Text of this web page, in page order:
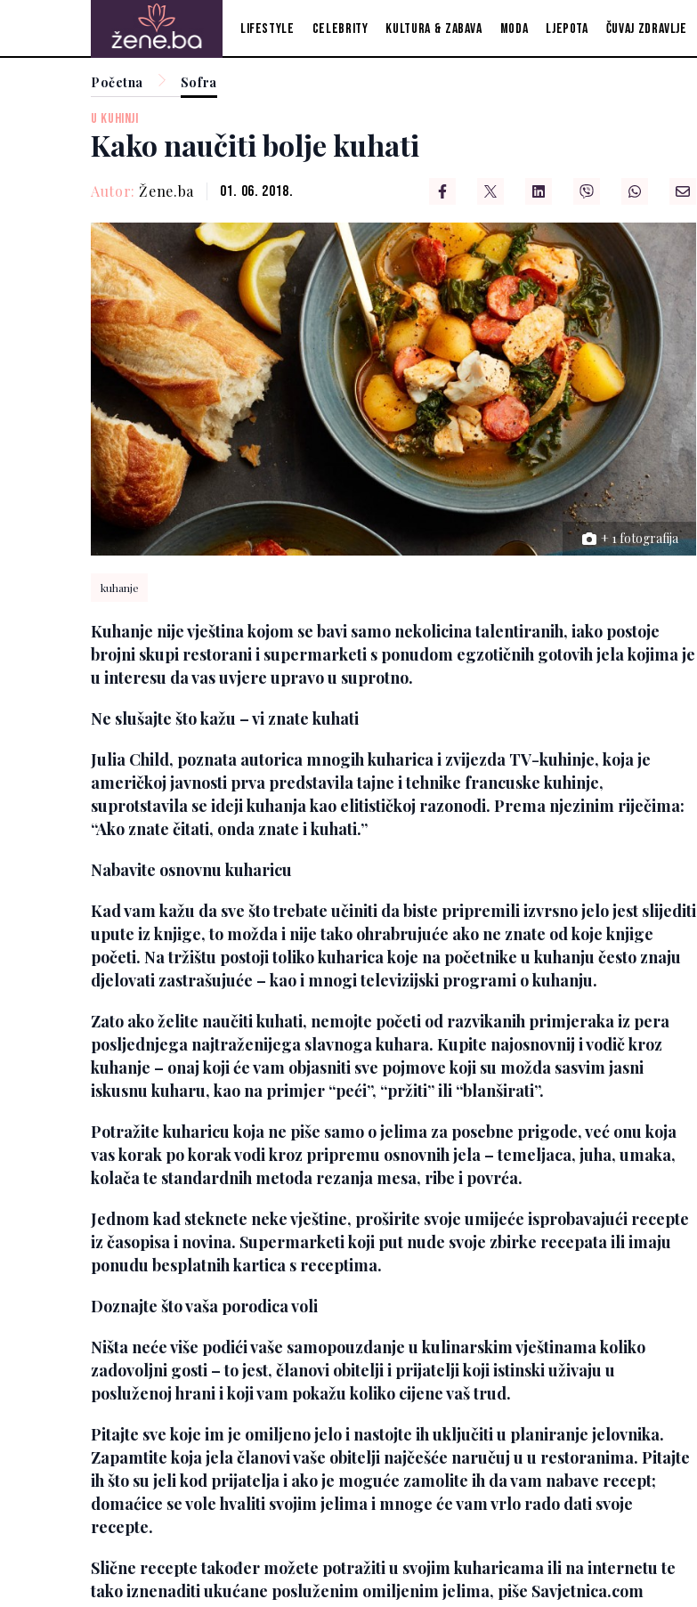
Lifestyle Celebrity Kultura & zabava Moda Ljepota Čuvaj zdravlje
Početna Sofra
U KUHINJI
Kako naučiti bolje kuhati
Autor: Žene.ba 01. 06. 2018.
+ 1 fotografija
kuhanje
Kuhanje nije vještina kojom se bavi samo nekolicina talentiranih, iako postoje
brojni skupi restorani i supermarketi s ponudom egzotičnih gotovih jela kojima je
u interesu da vas uvjere upravo u suprotno.
Ne slušajte što kažu – vi znate kuhati
Julia Child, poznata autorica mnogih kuharica i zvijezda TV-kuhinje, koja je
američkoj javnosti prva predstavila tajne i tehnike francuske kuhinje,
suprotstavila se ideji kuhanja kao elitističkoj razonodi. Prema njezinim riječima:
“Ako znate čitati, onda znate i kuhati.”
Nabavite osnovnu kuharicu
Kad vam kažu da sve što trebate učiniti da biste pripremili izvrsno jelo jest slijediti
upute iz knjige, to možda i nije tako ohrabrujuće ako ne znate od koje knjige
početi. Na tržištu postoji toliko kuharica koje na početnike u kuhanju često znaju
djelovati zastrašujuće – kao i mnogi televizijski programi o kuhanju.
Zato ako želite naučiti kuhati, nemojte početi od razvikanih primjeraka iz pera
posljednjega najtraženijega slavnoga kuhara. Kupite najosnovnij i vodič kroz
kuhanje – onaj koji će vam objasniti sve pojmove koji su možda sasvim jasni
iskusnu kuharu, kao na primjer “peći”, “pržiti” ili “blanširati”.
Potražite kuharicu koja ne piše samo o jelima za posebne prigode, već onu koja
vas korak po korak vodi kroz pripremu osnovnih jela – temeljaca, juha, umaka,
kolača te standardnih metoda rezanja mesa, ribe i povrća.
Jednom kad steknete neke vještine, proširite svoje umijeće isprobavajući recepte
iz časopisa i novina. Supermarketi koji put nude svoje zbirke recepata ili imaju
ponudu besplatnih kartica s receptima.
Doznajte što vaša porodica voli
Ništa neće više podići vaše samopouzdanje u kulinarskim vještinama koliko
zadovoljni gosti – to jest, članovi obitelji i prijatelji koji istinski uživaju u
posluženoj hrani i koji vam pokažu koliko cijene vaš trud.
Pitajte sve koje im je omiljeno jelo i nastojte ih uključiti u planiranje jelovnika.
Zapamtite koja jela članovi vaše obitelji najčešće naručuj u u restoranima. Pitajte
ih što su jeli kod prijatelja i ako je moguće zamolite ih da vam nabave recept;
domaćice se vole hvaliti svojim jelima i mnoge će vam vrlo rado dati svoje
recepte.
Slične recepte također možete potražiti u svojim kuharicama ili na internetu te
tako iznenaditi ukućane posluženim omiljenim jelima, piše Savjetnica.com